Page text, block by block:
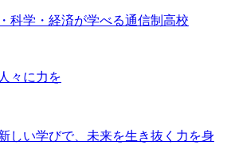
科学・経済が学べる通信制高校
々に力を
しい学びで、未来を生き抜く力を身